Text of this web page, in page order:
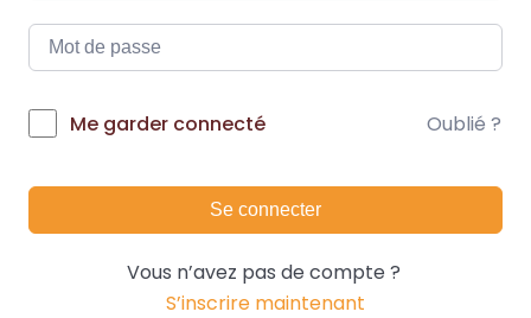
Me garder connecté Oublié ?
Se connecter
Vous n’avez pas de compte ?
S’inscrire maintenant